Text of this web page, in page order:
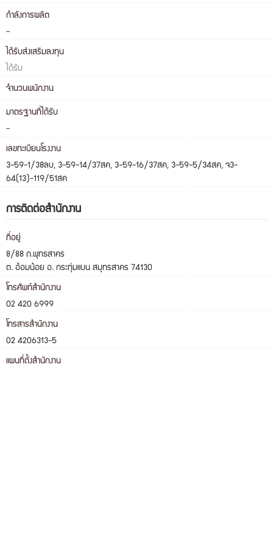
กำลังการผลิต
-
ได้รับส่งเสริมลงทุน
ได้รับ
จำนวนพนักงาน
มาตรฐานที่ได้รับ
-
เลขทะเบียนโรงงาน
3-59-1/38ลบ, 3-59-14/37สค, 3-59-16/37สค, 3-59-5/34สค, จ3-
64(13)-119/51สค
การติดต่อสำนักงาน
ที่อยู่
8/88 ถ.พุทธสาคร
ต. อ้อมน้อย อ. กระทุ่มแบน สมุทรสาคร 74130
โทรศัพท์สำนักงาน
02 420 6999
โทรสารสำนักงาน
02 4206313-5
แผนที่ตั้งสำนักงาน